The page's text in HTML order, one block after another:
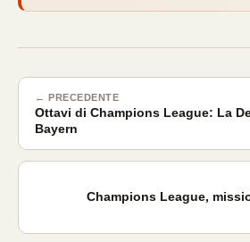
← PRECEDENTE
Ottavi di Champions League: La
Bayern
Champions League,